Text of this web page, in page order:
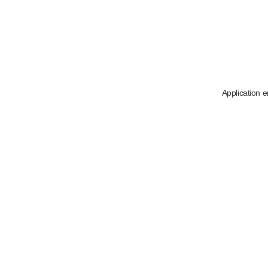
Application